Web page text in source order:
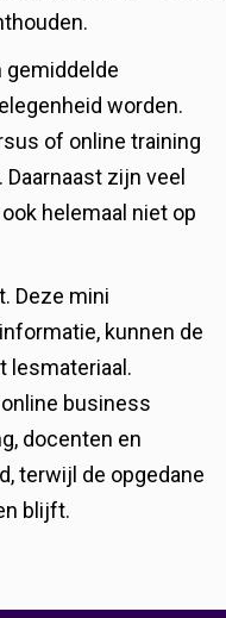
gemiddelde
worden.
of online training
Daarnaast zijn veel
helemaal niet op
Deze mini
kunnen de
lesmateriaal.
business
docenten en
terwijl de opgedane
blijft.